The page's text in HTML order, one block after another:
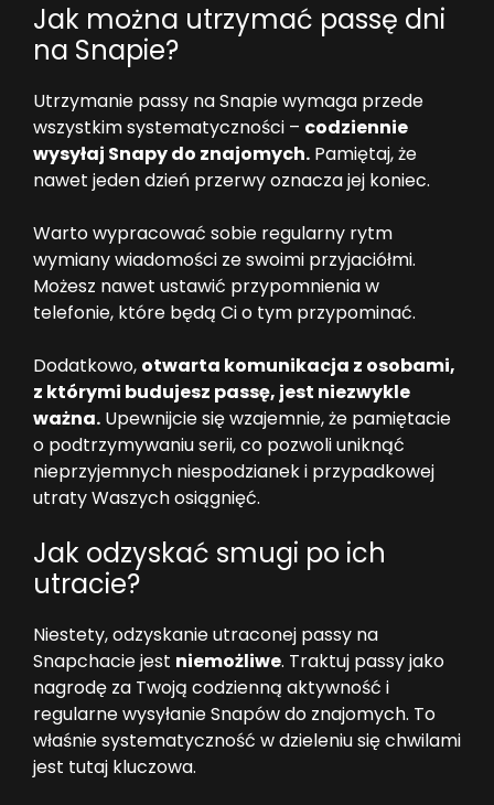
Jak można utrzymać passę dni
na Snapie?
Utrzymanie passy na Snapie wymaga przede
wszystkim systematyczności – codziennie
wysyłaj Snapy do znajomych. Pamiętaj, że
nawet jeden dzień przerwy oznacza jej koniec.
Warto wypracować sobie regularny rytm
wymiany wiadomości ze swoimi przyjaciółmi.
Możesz nawet ustawić przypomnienia w
telefonie, które będą Ci o tym przypominać.
Dodatkowo, otwarta komunikacja z osobami,
z którymi budujesz passę, jest niezwykle
ważna. Upewnijcie się wzajemnie, że pamiętacie
o podtrzymywaniu serii, co pozwoli uniknąć
nieprzyjemnych niespodzianek i przypadkowej
utraty Waszych osiągnięć.
Jak odzyskać smugi po ich
utracie?
Niestety, odzyskanie utraconej passy na
Snapchacie jest niemożliwe. Traktuj passy jako
nagrodę za Twoją codzienną aktywność i
regularne wysyłanie Snapów do znajomych. To
właśnie systematyczność w dzieleniu się chwilami
jest tutaj kluczowa.